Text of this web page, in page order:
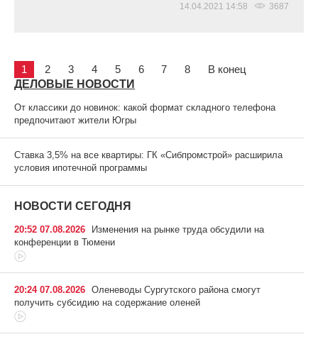
14.04.2021 14:58 3687
1 2 3 4 5 6 7 8 В конец
ДЕЛОВЫЕ НОВОСТИ
От классики до новинок: какой формат складного телефона
предпочитают жители Югры
Ставка 3,5% на все квартиры: ГК «Сибпромстрой» расширила
условия ипотечной программы
НОВОСТИ СЕГОДНЯ
20:52 07.08.2026
Изменения на рынке труда обсудили на
конференции в Тюмени
20:24 07.08.2026 Оленеводы Сургутского района смогут
получить субсидию на содержание оленей